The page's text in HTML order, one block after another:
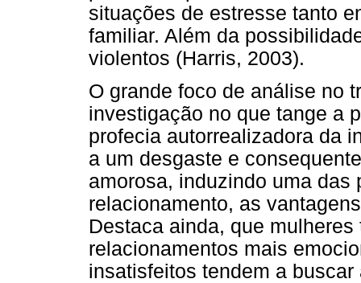
situações de estresse tanto
familiar. Além da
violentos (Harris, 2003).
O grande foco de análise no
investigação no que tange a
profecia autorrealizadora da
a um desgaste e
amorosa, induzindo uma das
relacionamento, as
Destaca ainda, que
relacionamentos mais
insatisfeitos tendem a